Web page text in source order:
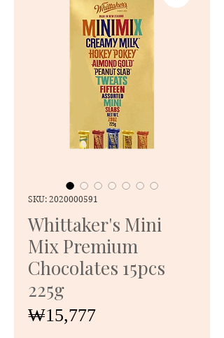
SKU: 2020000591
Whittaker's Mini
Mix Premium
Chocolates 15pcs
225g
₩15,777Price